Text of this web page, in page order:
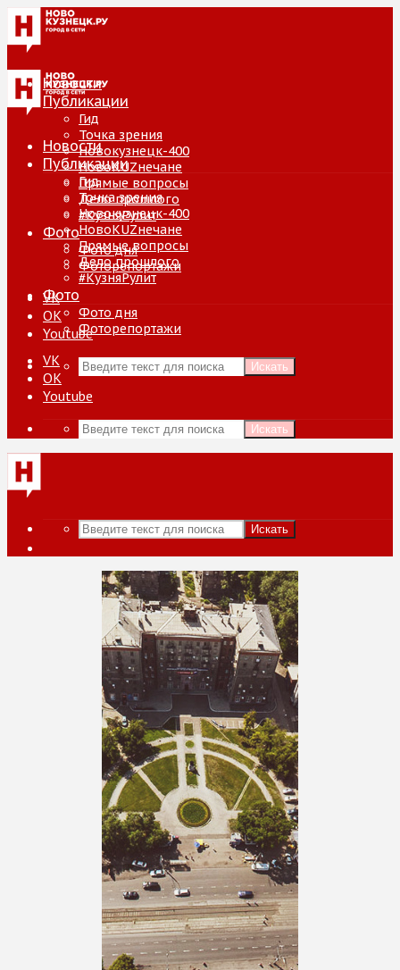
Новости
Публикации
Гид
Точка зрения
Новокузнецк-400
НовоKUZнечане
Прямые вопросы
Дело прошлого
#КузняРулит
Фото
Фото дня
Фоторепортажи
VK
ОК
Youtube
Искать
Новости
Публикации
Гид
Точка зрения
Новокузнецк-400
НовоKUZнечане
Прямые вопросы
Дело прошлого
#КузняРулит
Фото
Фото дня
Фоторепортажи
VK
ОК
Youtube
Искать
Искать